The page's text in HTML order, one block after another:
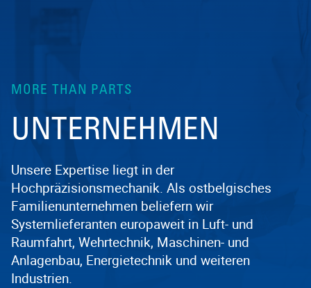
MORE THAN PARTS
UNTERNEHMEN
Unsere Expertise liegt in der
Hochpräzisionsmechanik. Als ostbelgisches
Familienunternehmen beliefern wir
Systemlieferanten europaweit in Luft- und
Raumfahrt, Wehrtechnik, Maschinen- und
Anlagenbau, Energietechnik und weiteren
Industrien.